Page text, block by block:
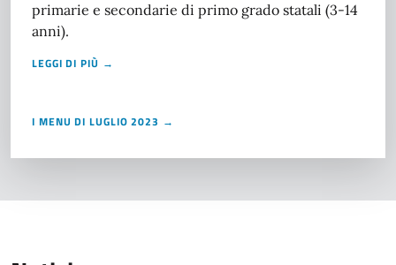
primarie e secondarie di primo grado statali (3-14
anni).
LEGGI DI PIÙ →
I MENU DI LUGLIO 2023 →